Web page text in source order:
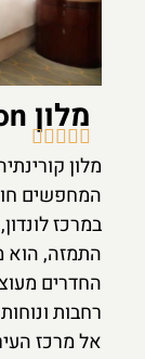
מלון Corinthia London



מלון
המחפשים
במרכז לונדון,
התמזה, הוא
החדרים
רחבות ונוחות
אל מרכז העיר.